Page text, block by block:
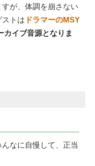
が、体調を崩さない
トは ドラマーのMSY
カイブ音源となりま
なに自慢して、正当